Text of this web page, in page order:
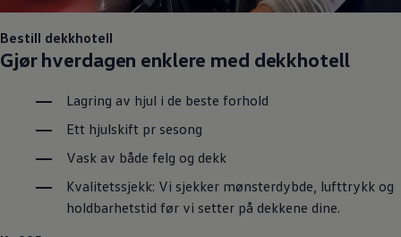
Bestill dekkhotell
Gjør hverdagen enklere med dekkhotell
Lagring av hjul i de beste forhold
Ett hjulskift pr sesong
Vask av både felg og dekk
Kvalitetssjekk: Vi sjekker mønsterdybde, lufttrykk og
holdbarhetstid før vi setter på dekkene dine.